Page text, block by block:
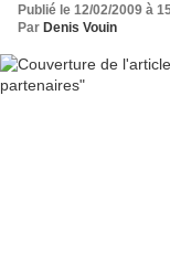
Publié le 12/02/2009 à
Par Denis Vouin